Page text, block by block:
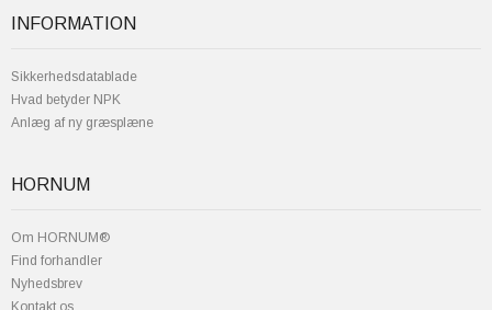
INFORMATION
Sikkerhedsdatablade
Hvad betyder NPK
Anlæg af ny græsplæne
HORNUM
Om HORNUM®
Find forhandler
Nyhedsbrev
Kontakt os